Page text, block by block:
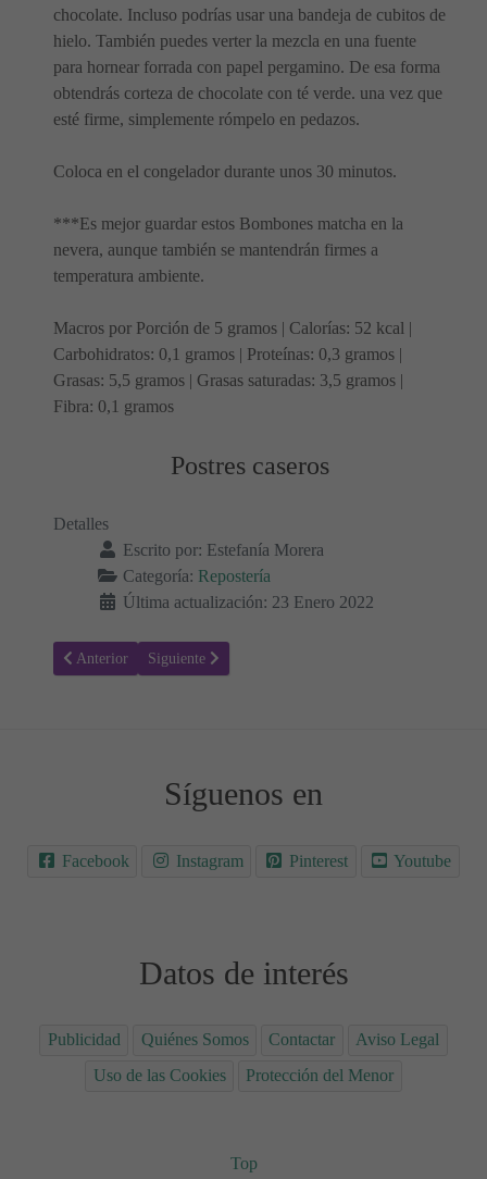
chocolate. Incluso podrías usar una bandeja de cubitos de
hielo. También puedes verter la mezcla en una fuente
para hornear forrada con papel pergamino. De esa forma
obtendrás corteza de chocolate con té verde. una vez que
esté firme, simplemente rómpelo en pedazos.
Coloca en el congelador durante unos 30 minutos.
***Es mejor guardar estos Bombones matcha en la
nevera, aunque también se mantendrán firmes a
temperatura ambiente.
Macros por Porción de 5 gramos | Calorías: 52 kcal |
Carbohidratos: 0,1 gramos | Proteínas: 0,3 gramos |
Grasas: 5,5 gramos | Grasas saturadas: 3,5 gramos |
Fibra: 0,1 gramos
Postres caseros
Detalles
Escrito por: Estefanía Morera
Categoría: Repostería
Última actualización: 23 Enero 2022
Artículo anterior: Waffles con harina de coco y crema de almendras
Anterior Artículo siguiente: Waffles bajos en carbohidratos
Siguiente
Síguenos en
Facebook Instagram Pinterest Youtube
Datos de interés
Publicidad Quiénes Somos Contactar
Aviso Legal
Uso de las Cookies
Protección del Menor
Top